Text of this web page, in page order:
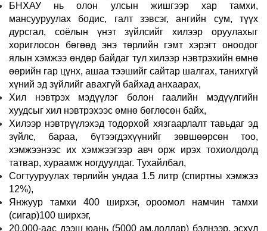
БНХАУ нь олон улсын жишгээр хар тамхи,
мансууруулах бодис, галт зэвсэг, ангийн сум, түүх
дурсгал, соёлын үнэт зүйлсийг хилээр оруулахыг
хориглосон бөгөөд энэ төрлийн гэмт хэрэгт оноодог
ялын хэмжээ өндөр байдаг тул хилээр нэвтрэхийн өмнө
өөрийн гар цүнх, ашаа тээшийг сайтар шалгах, танихгүй
хүний эд зүйлийг авахгүй байхад анхаарах,
Хил нэвтрэх мэдүүлэг болон гаалийн мэдүүлгийн
хуудсыг хил нэвтрэхээс өмнө бөглөсөн байх,
Хилээр нэвтрүүлэхэд тодорхой хязгаарлалт тавьдаг эд
зүйлс, бараа, бүтээгдэхүүнийг зөвшөөрсөн тоо,
хэмжээнээс их хэмжээгээр авч орж ирэх тохиолдолд
татвар, хураамж ногдуулдаг. Тухайлбал,
Согтууруулах төрлийн ундаа 1.5 литр (спиртны хэмжээ
12%),
Янжуур тамхи 400 ширхэг, ороомол намчин тамхи
(сигар)100 ширхэг,
20,000-аас дээш юань (5000 ам.доллар) бэлнээр, эсхүл